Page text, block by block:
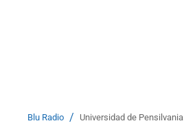
Blu Radio / Universidad de Pensilvania